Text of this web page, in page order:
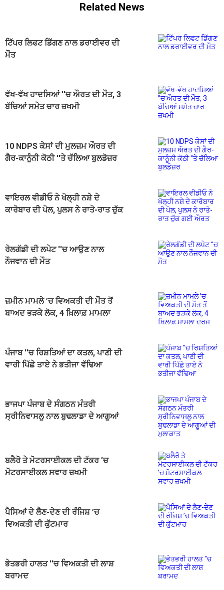
Related News
ਟਿੱਪਰ ਲਿਫਟ ਡਿੱਗਣ ਨਾਲ ਡਰਾਈਵਰ ਦੀ
ਮੌਤ
ਵੱਖ-ਵੱਖ ਹਾਦਸਿਆਂ ''ਚ ਔਰਤ ਦੀ ਮੌਤ, 3
ਬੱਚਿਆਂ ਸਮੇਤ ਚਾਰ ਜ਼ਖਮੀ
10 NDPS ਕੇਸਾਂ ਦੀ ਮੁਲਜ਼ਮ ਔਰਤ ਦੀ
ਗੈਰ-ਕਾਨੂੰਨੀ ਕੋਠੀ ''ਤੇ ਚੱਲਿਆ ਬੁਲਡੋਜ਼ਰ
ਵਾਇਰਲ ਵੀਡੀਓ ਨੇ ਖੋਲ੍ਹੀ ਨਸ਼ੇ ਦੇ
ਕਾਰੋਬਾਰ ਦੀ ਪੋਲ, ਪੁਲਸ ਨੇ ਰਾਤੋ-ਰਾਤ ਚੁੱਕ
ਰੇਲਗੱਡੀ ਦੀ ਲਪੇਟ ''ਚ ਆਉਣ ਨਾਲ
ਨੌਜਵਾਨ ਦੀ ਮੌਤ
ਜ਼ਮੀਨ ਮਾਮਲੇ ’ਚ ਵਿਅਕਤੀ ਦੀ ਮੌਤ ਤੋਂ
ਬਾਅਦ ਭੜਕੇ ਲੋਕ, 4 ਖ਼ਿਲਾਫ਼ ਮਾਮਲਾ
ਪੰਜਾਬ ''ਚ ਰਿਸ਼ਤਿਆਂ ਦਾ ਕਤਲ, ਪਾਣੀ ਦੀ
ਵਾਰੀ ਪਿੱਛੇ ਤਾਏ ਨੇ ਭਤੀਜਾ ਵੱਢਿਆ
ਭਾਜਪਾ ਪੰਜਾਬ ਦੇ ਸੰਗਠਨ ਮੰਤਰੀ
ਸ੍ਰੀਨਿਵਾਸਲੂ ਨਾਲ ਬੁਢਲਾਡਾ ਦੇ ਆਗੂਆਂ
ਬਲੈਰੋ ਤੇ ਮੋਟਰਸਾਈਕਲ ਦੀ ਟੱਕਰ ’ਚ
ਮੋਟਰਸਾਈਕਲ ਸਵਾਰ ਜ਼ਖਮੀ
ਪੈਸਿਆਂ ਦੇ ਲੈਣ-ਦੇਣ ਦੀ ਰੰਜਿਸ਼ ’ਚ
ਵਿਅਕਤੀ ਦੀ ਕੁੱਟਮਾਰ
ਭੇਤਭਰੀ ਹਾਲਤ ''ਚ ਵਿਅਕਤੀ ਦੀ ਲਾਸ਼
ਬਰਾਮਦ